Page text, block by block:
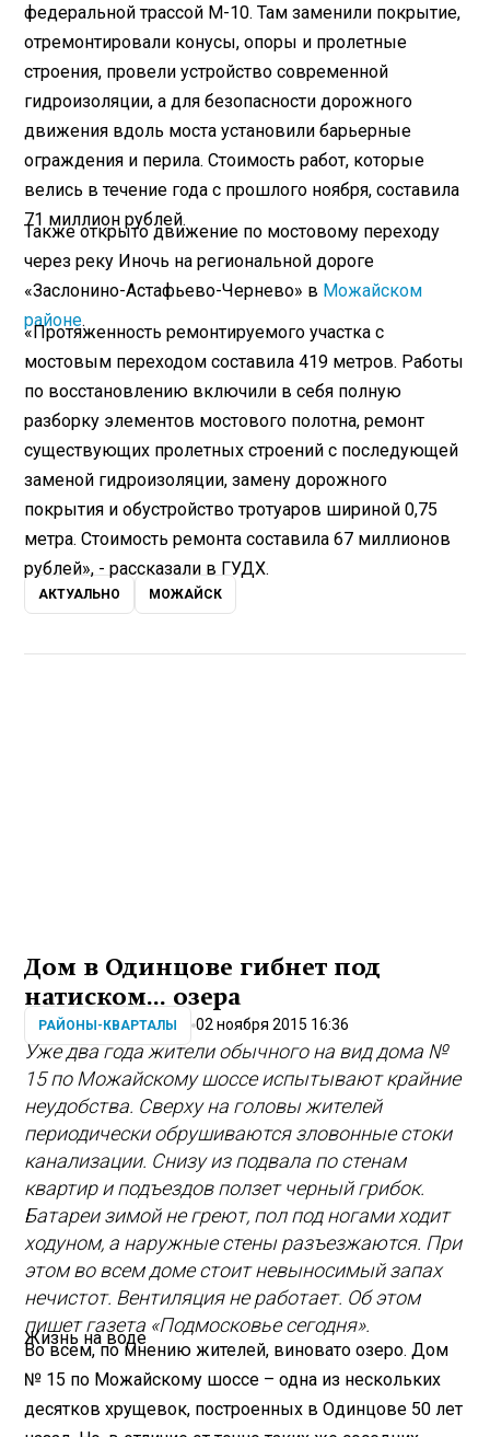
федеральной трассой М-10. Там заменили покрытие,
отремонтировали конусы, опоры и пролетные
строения, провели устройство современной
гидроизоляции, а для безопасности дорожного
движения вдоль моста установили барьерные
ограждения и перила. Стоимость работ, которые
велись в течение года с прошлого ноября, составила
71 миллион рублей.
Также открыто движение по мостовому переходу
через реку Иночь на региональной дороге
«Заслонино-Астафьево-Чернево» в Можайском
районе.
«Протяженность ремонтируемого участка с
мостовым переходом составила 419 метров. Работы
по восстановлению включили в себя полную
разборку элементов мостового полотна, ремонт
существующих пролетных строений с последующей
заменой гидроизоляции, замену дорожного
покрытия и обустройство тротуаров шириной 0,75
метра. Стоимость ремонта составила 67 миллионов
рублей», - рассказали в ГУДХ.
АКТУАЛЬНО МОЖАЙСК
Дом в Одинцове гибнет под
натиском... озера
РАЙОНЫ-КВАРТАЛЫ 02 ноября 2015 16:36
Уже два года жители обычного на вид дома №
15 по Можайскому шоссе испытывают крайние
неудобства. Сверху на головы жителей
периодически обрушиваются зловонные стоки
канализации. Снизу из подвала по стенам
квартир и подъездов ползет черный грибок.
Батареи зимой не греют, пол под ногами ходит
ходуном, а наружные стены разъезжаются. При
этом во всем доме стоит невыносимый запах
нечистот. Вентиляция не работает. Об этом
пишет газета «Подмосковье сегодня».
Жизнь на воде
Во всем, по мнению жителей, виновато озеро. Дом
№ 15 по Можайскому шоссе – одна из нескольких
десятков хрущевок, построенных в Одинцове 50 лет